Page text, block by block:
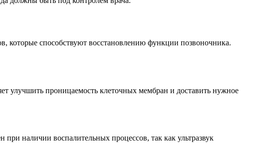
которые способствуют восстановлению функции позвоночника.
улучшить проницаемость клеточных мембран и доставить нужное
наличии воспалительных процессов, так как ультразвук